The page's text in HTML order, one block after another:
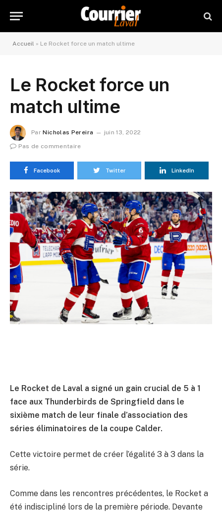
Accueil » Le Rocket force un match ultime
Le Rocket force un
match ultime
Par Nicholas Pereira
juin 13, 2022
Pas de commentaire
Facebook Twitter LinkedIn
Le Rocket de Laval a signé un gain crucial de 5 à 1
face aux Thunderbirds de Springfield dans le
sixième match de leur finale d’association des
séries éliminatoires de la coupe Calder.
Cette victoire permet de créer l’égalité 3 à 3 dans la
série.
Comme dans les rencontres précédentes, le Rocket a
été indiscipliné lors de la première période. Devante